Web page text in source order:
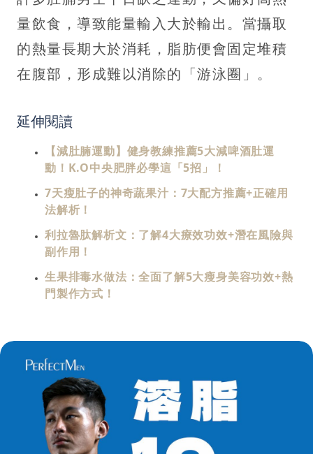
量飲食，導致能量輸入大於輸出。當攝取
的熱量長期大於消耗，脂肪便會固定堆積
在腹部，形成難以消除的「游泳圈」。
延伸閱讀
【減肚腩運動】健身教練推薦5大減啤酒肚運
動！K.O中央肥胖必學這「5招」！
7天瘦肚子的神奇蔬果汁：7大配方推薦+正確用
法解析！
利拉魯肽解析文：了解4大療效功效+潛在風險與
副作用！
生果排毒水做法：全面了解5大瘦身美容功效+熱
門製作方式！